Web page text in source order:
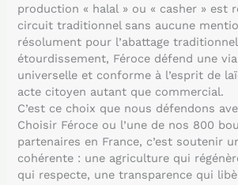
production « halal » ou « casher » est
circuit traditionnel sans aucune
résolument pour l’abattage
étourdissement, Féroce défend une
universelle et conforme à l’esprit de
acte citoyen autant que commercial.
C’est ce choix que nous défendons
Choisir Féroce ou l’une de nos 800
partenaires en France, c’est soutenir
cohérente : une agriculture qui
qui respecte, une transparence qui